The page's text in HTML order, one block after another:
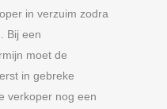
in verzuim zodra
Bij een
moet de
in gebreke
verkoper nog een